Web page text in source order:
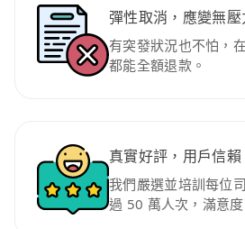
彈性取消，應變無壓
有突發狀況也不怕，
都能全額退款。
真實好評，用戶信賴
我們嚴選並培訓每位
過 50 萬人次，滿意度